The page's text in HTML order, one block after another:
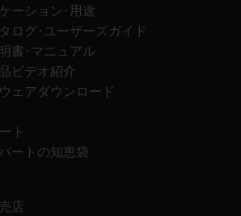
ーション･用途
ログ･ユーザーズガイド
書･マニュアル
ビデオ紹介
ェアダウンロード
ト
ートの知恵袋
店